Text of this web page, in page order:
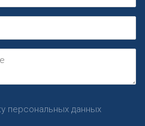
персональных данных